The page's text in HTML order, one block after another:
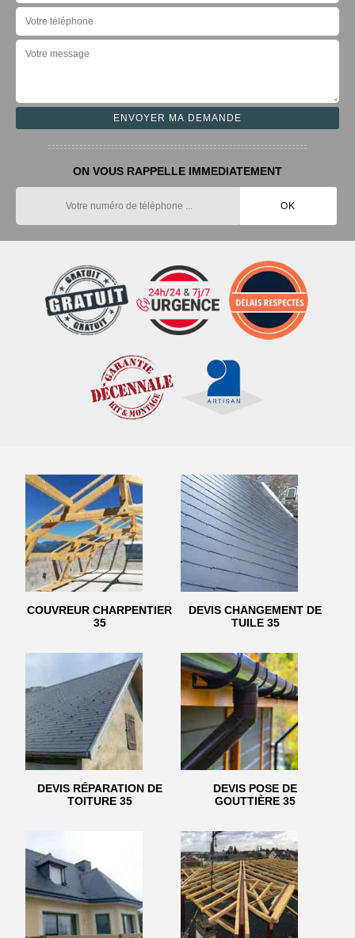
ON VOUS RAPPELLE IMMEDIATEMENT
COUVREUR CHARPENTIER
35
DEVIS CHANGEMENT DE
TUILE 35
DEVIS RÉPARATION DE
TOITURE 35
DEVIS POSE DE
GOUTTIÈRE 35